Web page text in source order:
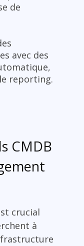
de
avec des
reporting.
CMDB
crucial
à